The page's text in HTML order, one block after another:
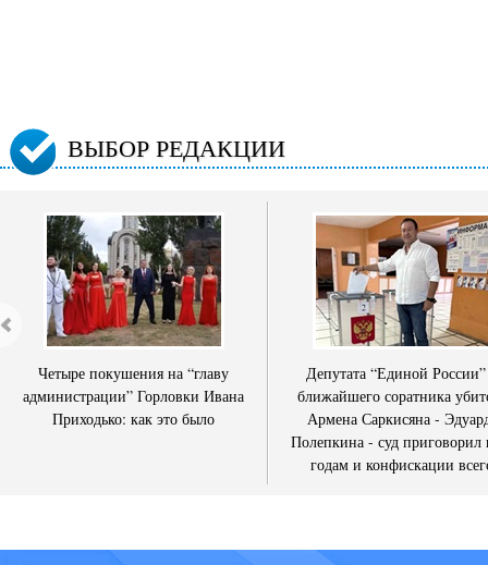
ВЫБОР РЕДАКЦИИ
Четыре покушения на “главу
администрации” Горловки Ивана
Приходько: как это было
Депутата “Единой
ближайшего соратника
Армена Саркисяна -
Полепкина - суд приговорил
годам и конфискации